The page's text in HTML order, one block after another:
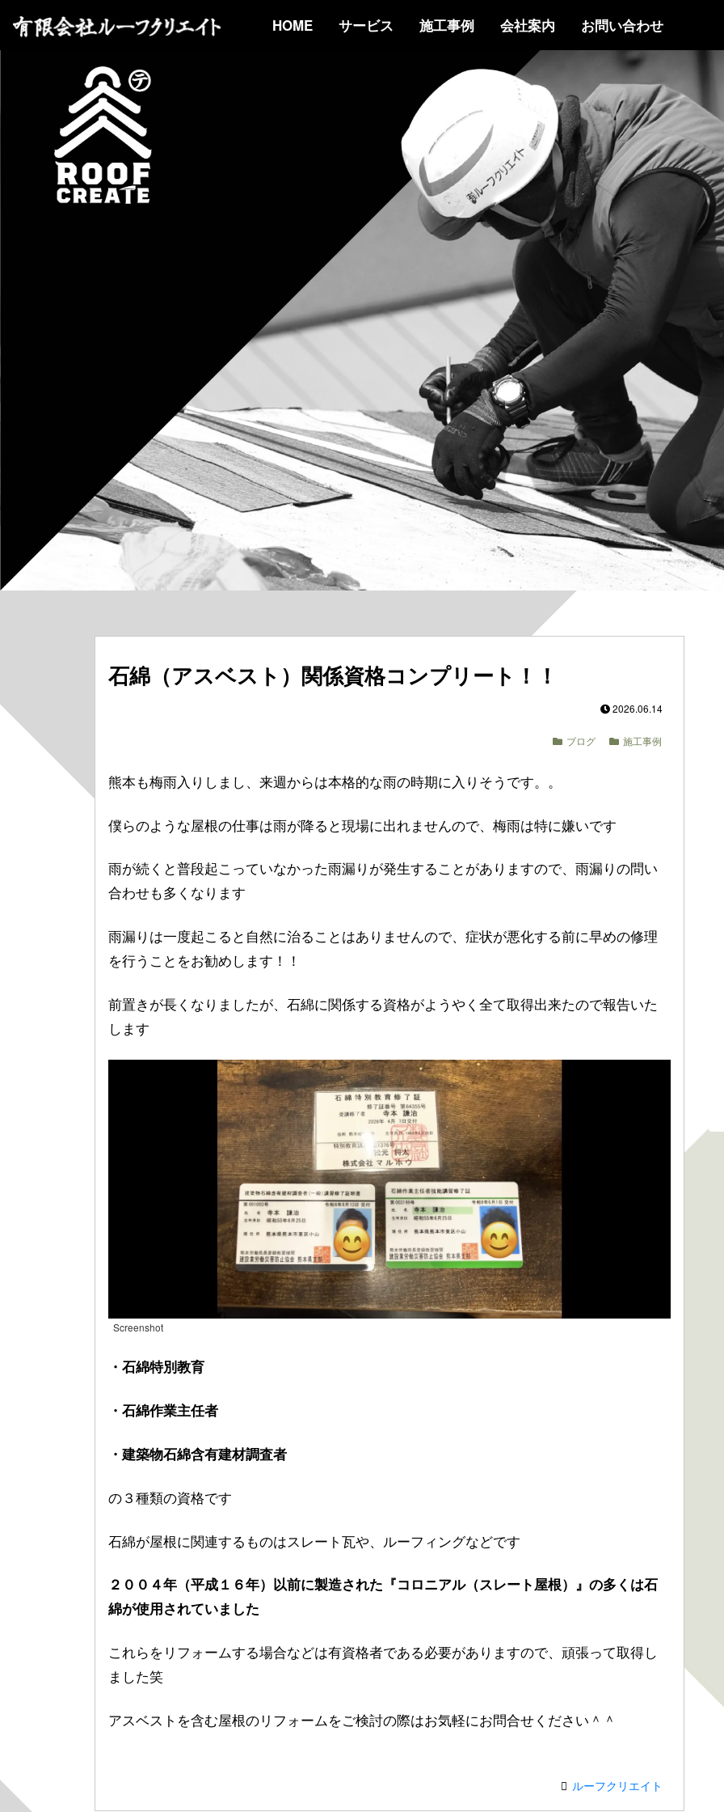
HOME サービス 施工事例 会社案内 お問い合わせ
石綿（アスベスト）関係資格コンプリート！！
2026.06.14
ブログ 施工事例
熊本も梅雨入りしまし、来週からは本格的な雨の時期に入りそうです。。
僕らのような屋根の仕事は雨が降ると現場に出れませんので、梅雨は特に嫌いです
雨が続くと普段起こっていなかった雨漏りが発生することがありますので、雨漏りの問い
合わせも多くなります
雨漏りは一度起こると自然に治ることはありませんので、症状が悪化する前に早めの修理
を行うことをお勧めします！！
前置きが長くなりましたが、石綿に関係する資格がようやく全て取得出来たので報告いた
します
Screenshot
・石綿特別教育
・石綿作業主任者
・建築物石綿含有建材調査者
の３種類の資格です
石綿が屋根に関連するものはスレート瓦や、ルーフィングなどです
２００４年（平成１６年）以前に製造された『コロニアル（スレート屋根）』の多くは石
綿が使用されていました
これらをリフォームする場合などは有資格者である必要がありますので、頑張って取得し
ました笑
アスベストを含む屋根のリフォームをご検討の際はお気軽にお問合せください＾＾
ルーフクリエイト